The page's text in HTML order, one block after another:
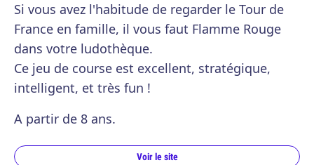
Si vous avez l'habitude de regarder le Tour de
France en famille, il vous faut Flamme Rouge
dans votre ludothèque.
Ce jeu de course est excellent, stratégique,
intelligent, et très fun !
A partir de 8 ans.
Voir le site